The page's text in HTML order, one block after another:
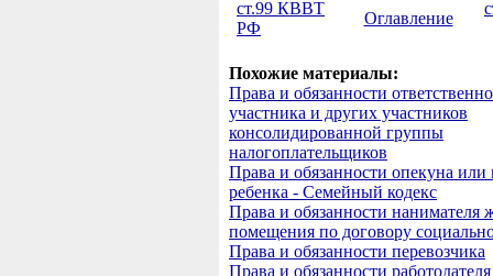
ст.99 КВВТ
РФ
Оглавление
Похожие материалы:
Права и обязанности
участника и других участников
консолидированной группы
налогоплательщиков
Права и обязанности опекуна или
ребенка - Семейный кодекс
Права и обязанности нанимателя
помещения по договору
Права и обязанности перевозчика
Права и обязанности